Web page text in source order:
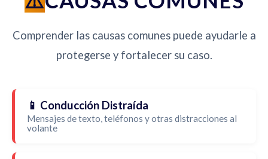
Comprender las causas comunes puede ayudarle a
protegerse y fortalecer su caso.
📱 Conducción Distraída
Mensajes de texto, teléfonos y otras distracciones al
volante